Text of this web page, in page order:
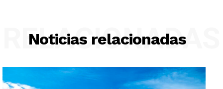
Noticias relacionadas
RELACIONADAS